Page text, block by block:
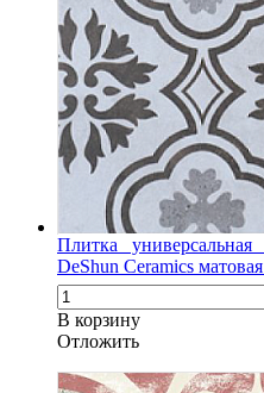
Плитка
DeShun Ceramics
В корзину
Oтложить